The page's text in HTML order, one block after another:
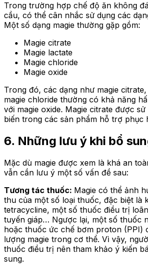
Trong trường hợp chế độ ăn không
cầu, có thể cân nhắc sử dụng các
Một số dạng magie thường gặp gồm:
Magie citrate
Magie lactate
Magie chloride
Magie oxide
Trong đó, các dạng như magie
magie chloride thường có khả năng
với magie oxide. Magie citrate được
biến trong các sản phẩm hỗ trợ phục
6. Những lưu ý khi bổ
Mặc dù magie được xem là khá an
vẫn cần lưu ý một số vấn đề sau:
Tương tác thuốc: Magie có thể ảnh
thu của một số loại thuốc, đặc biệt là
tetracycline, một số thuốc điều trị
tuyến giáp… Ngược lại, một số thuốc
hoặc thuốc ức chế bơm proton (PPI)
lượng magie trong cơ thể. Vì vậy,
thuốc điều trị nên tham khảo ý kiến
sung.